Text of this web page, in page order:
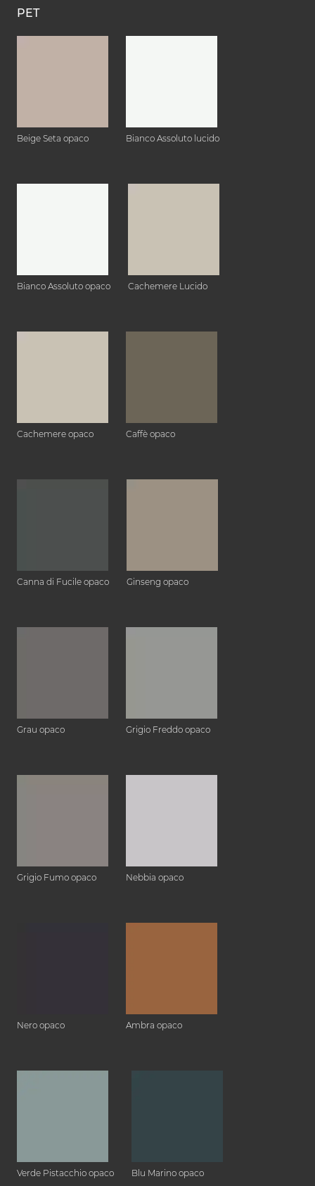
PET
Beige Seta opaco Bianco Assoluto lucido
Bianco Assoluto opaco Cachemere Lucido
Cachemere opaco Caffè opaco
Canna di Fucile opaco Ginseng opaco
Grau opaco Grigio Freddo opaco
Grigio Fumo opaco Nebbia opaco
Nero opaco Ambra opaco
Verde Pistacchio opaco Blu Marino opaco